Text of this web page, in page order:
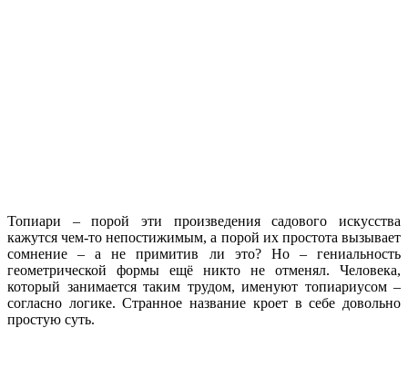
Топиари – порой эти произведения садового искусства
кажутся чем-то непостижимым, а порой их простота вызывает
сомнение – а не примитив ли это? Но – гениальность
геометрической формы ещё никто не отменял. Человека,
который занимается таким трудом, именуют топиариусом –
согласно логике. Странное название кроет в себе довольно
простую суть.